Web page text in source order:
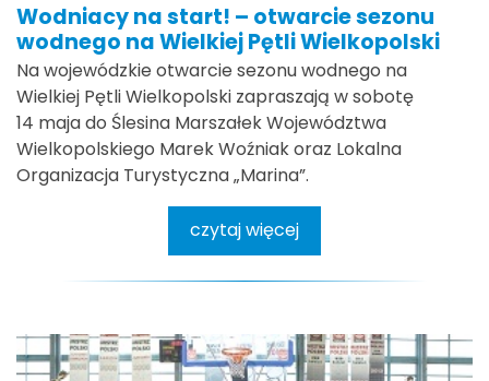
Wodniacy na start! – otwarcie sezonu
wodnego na Wielkiej Pętli Wielkopolski
Na wojewódzkie otwarcie sezonu wodnego na
Wielkiej Pętli Wielkopolski zapraszają w sobotę
14 maja do Ślesina Marszałek Województwa
Wielkopolskiego Marek Woźniak oraz Lokalna
Organizacja Turystyczna „Marina”.
czytaj więcej